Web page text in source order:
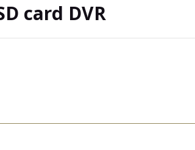
card DVR